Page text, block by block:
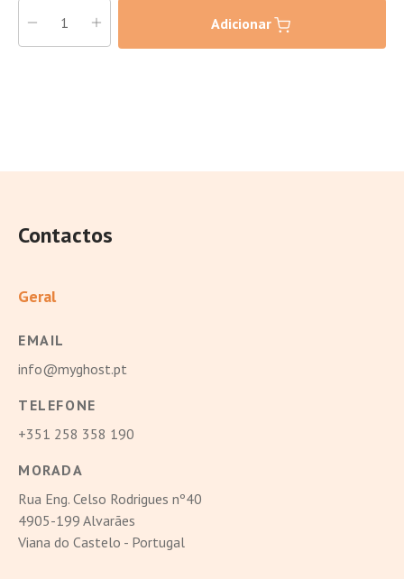
Adicionar
Contactos
Geral
EMAIL
info@myghost.pt
TELEFONE
+351 258 358 190
MORADA
Rua Eng. Celso Rodrigues nº40
4905-199 Alvarães
Viana do Castelo - Portugal